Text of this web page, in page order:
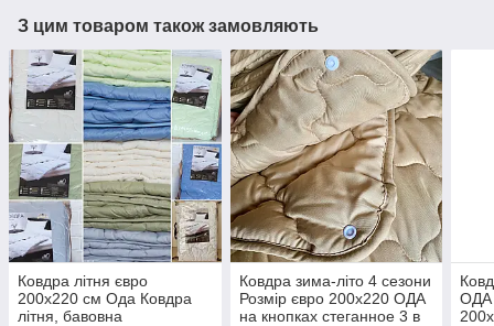
З цим товаром також замовляють
Ковдра літня євро
200х220 см Ода Ковдра
літня, бавовна
Ковдра зима-літо 4 сезони
Розмір євро 200х220 ОДА
на кнопках стеганное 3 в
ОДА